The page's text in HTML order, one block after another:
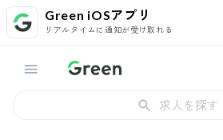
Green iOSアプリ
リアルタイムに通知が受け取れる
求人を探す